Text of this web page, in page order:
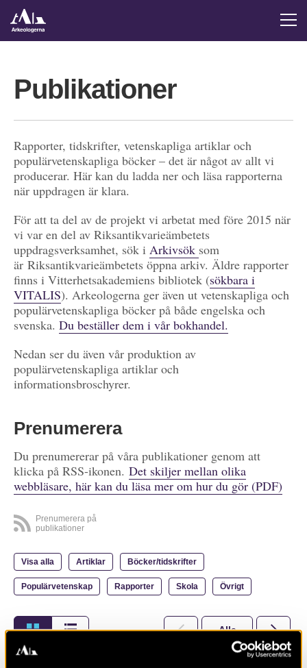
Publikationer
Rapporter, tidskrifter, vetenskapliga artiklar och
populärvetenskapliga böcker – det är något av allt vi
producerar. Här kan du ladda ner och läsa rapporterna
när uppdragen är klara.
För att ta del av de projekt vi arbetat med före 2015 när
vi var en del av Riksantikvarieämbetets
uppdragsverksamhet, sök i Arkivsök som
är Riksantikvarieämbetets öppna arkiv. Äldre rapporter
finns i Vitterhetsakademiens bibliotek (sökbara i
VITALIS). Arkeologerna ger även ut vetenskapliga och
populärvetenskapliga böcker på både engelska och
svenska. Du beställer dem i vår bokhandel.
Nedan ser du även vår produktion av
populärvetenskapliga artiklar och
informationsbroschyrer.
Prenumerera
Du prenumererar på våra publikationer genom att
klicka på RSS-ikonen. Det skiljer mellan olika
webbläsare, här kan du läsa mer om hur du gör (PDF)
Prenumerera på
publikationer
Visa alla Artiklar Böcker/tidskrifter
Populärvetenskap Rapporter Skola Övrigt
Alla 2026